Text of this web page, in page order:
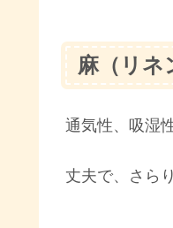
麻（リネ
通気性、吸湿
丈夫で、さら